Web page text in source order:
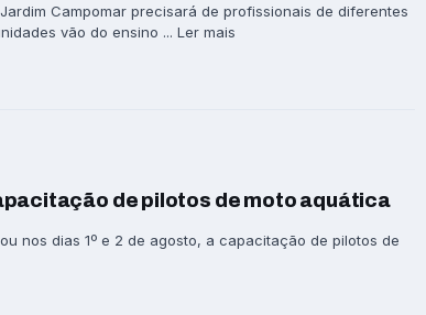
Campomar precisará de profissionais de diferentes
vão do ensino ... Ler mais
de pilotos de moto aquática
nos dias 1º e 2 de agosto, a capacitação de pilotos de